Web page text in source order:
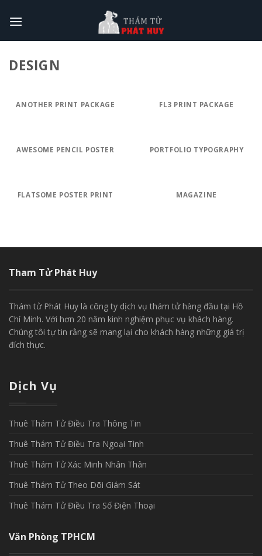
DESIGN
ANOTHER PRINT PACKAGE FL3 PRINT PACKAGE
AWESOME PENCIL POSTER PORTFOLIO TYPOGRAPHY
FLATSOME POSTER PRINT MAGAZINE
Tham Tử Phát Huy
Thám tử Phát Huy là công ty dịch vụ thám tử hàng đầu tại Hồ
Chí Minh. Với hơn 20 năm kinh nghiệm phục vụ khách hàng.
Chúng tôi tự tin rằng sẽ mang lại cho khách hàng những giá trị
đích thực.
Dịch Vụ
Thuê Thám Tử Điều Tra Thông Tin
Thuê Thám Tử Điều Tra Ngoại Tình
Thuê Thám Tử Xác Minh Nhân Thân
Thuê Thám Tử Theo Dõi Giám Sát
Thuê Thám Tử Điều Tra Số Điện Thoại
Văn Phòng TPHCM